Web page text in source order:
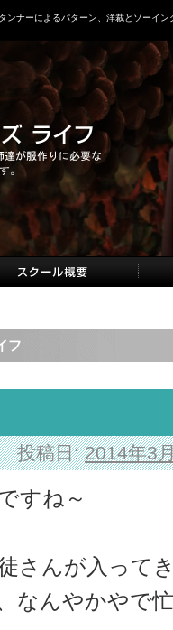
ンナーによるパターン、洋裁とソーイン
フ
投稿日: 2014年3
すね～
さんが入って
なんやかやで